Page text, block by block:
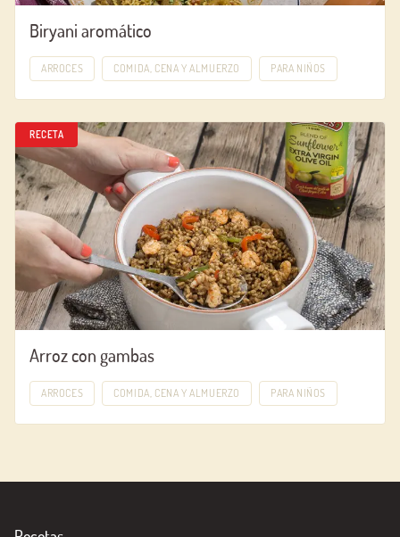
Biryani aromático
ARROCES COMIDA, CENA Y ALMUERZO PARA NIÑOS
RECETA
Arroz con gambas
ARROCES COMIDA, CENA Y ALMUERZO PARA NIÑOS